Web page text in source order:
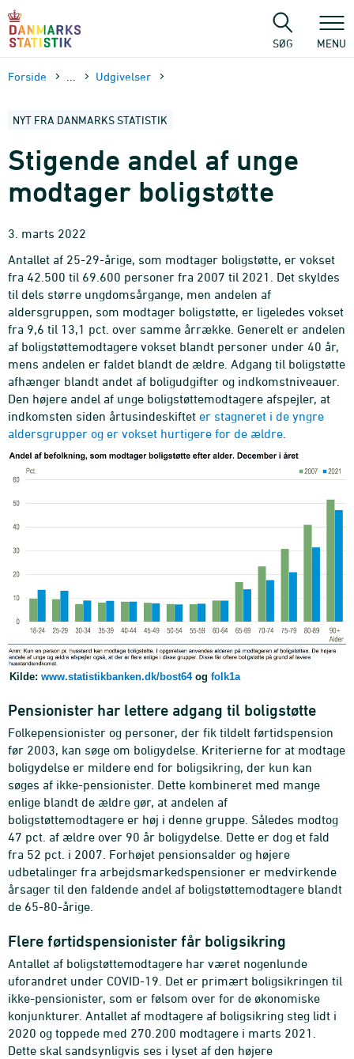
sidens
SØG MENU
Forside Udgivelser
NYT FRA DANMARKS STATISTIK
Stigende andel af unge
modtager boligstøtte
3. marts 2022
Antallet af 25-29-årige, som modtager boligstøtte, er vokset
fra 42.500 til 69.600 personer fra 2007 til 2021. Det skyldes
til dels større ungdomsårgange, men andelen af
aldersgruppen, som modtager boligstøtte, er ligeledes vokset
fra 9,6 til 13,1 pct. over samme årrække. Generelt er andelen
af boligstøttemodtagere vokset blandt personer under 40 år,
mens andelen er faldet blandt de ældre. Adgang til boligstøtte
afhænger blandt andet af boligudgifter og indkomstniveauer.
Den højere andel af unge boligstøttemodtagere afspejler, at
indkomsten siden årtusindeskiftet er stagneret i de yngre
aldersgrupper og er vokset hurtigere for de ældre
Kilde: www.statistikbanken.dk/bost64og folk1a
Pensionister har lettere adgang til boligstøtte
Folkepensionister og personer, der fik tildelt førtidspension
før 2003, kan søge om boligydelse. Kriterierne for at modtage
boligydelse er mildere end for boligsikring, der kun kan
søges af ikke-pensionister. Dette kombineret med mange
enlige blandt de ældre gør, at andelen af
boligstøttemodtagere er høj i denne gruppe. Således modtog
47 pct. af ældre over 90 år boligydelse. Dette er dog et fald
fra 52 pct. i 2007. Forhøjet pensionsalder og højere
udbetalinger fra arbejdsmarkedspensioner er medvirkende
årsager til den faldende andel af boligstøttemodtagere blandt
de 65-80-årige.
Flere førtidspensionister får boligsikring
Antallet af boligstøttemodtagere har været nogenlunde
uforandret under COVID-19. Det er primært boligsikringen til
ikke-pensionister, som er følsom over for de økonomiske
konjunkturer. Antallet af modtagere af boligsikring steg lidt i
2020 og toppede med 270.200 modtagere i marts 2021.
Dette skal sandsynligvis ses i lyset af den højere